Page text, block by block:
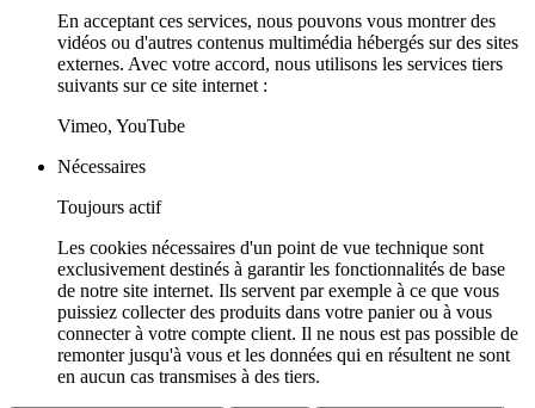
En acceptant ces services, nous pouvons vous montrer des
vidéos ou d'autres contenus multimédia hébergés sur des sites
externes. Avec votre accord, nous utilisons les services tiers
suivants sur ce site internet :
Vimeo, YouTube
Nécessaires
Toujours actif
Les cookies nécessaires d'un point de vue technique sont
exclusivement destinés à garantir les fonctionnalités de base
de notre site internet. Ils servent par exemple à ce que vous
puissiez collecter des produits dans votre panier ou à vous
connecter à votre compte client. Il ne nous est pas possible de
remonter jusqu'à vous et les données qui en résultent ne sont
en aucun cas transmises à des tiers.